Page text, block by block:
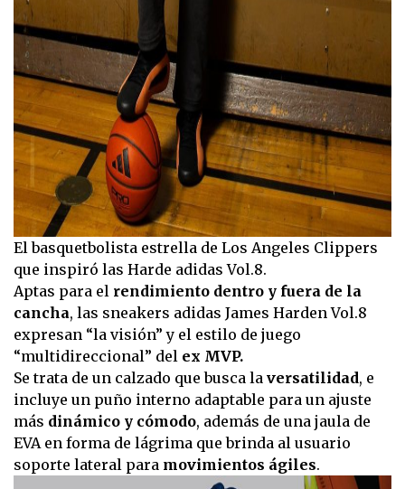
El basquetbolista estrella de Los Angeles Clippers
que inspiró las Harde adidas Vol.8.
Aptas para el rendimiento dentro y fuera de la
cancha, las sneakers adidas James Harden Vol.8
expresan “la visión” y el estilo de juego
“multidireccional” del ex MVP.
Se trata de un calzado que busca la versatilidad, e
incluye un puño interno adaptable para un ajuste
más dinámico y cómodo, además de una jaula de
EVA en forma de lágrima que brinda al usuario
soporte lateral para movimientos ágiles.